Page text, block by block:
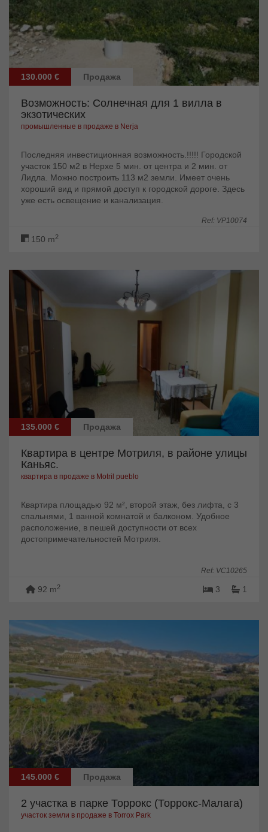
130.000 € Продажа
Возможность: Солнечная для 1 вилла в
экзотических
промышленные в продаже в Nerja
Последняя инвестиционная возможность.!!!!! Городской
участок 150 м2 в Нерхе 5 мин. от центра и 2 мин. от
Лидла. Можно построить 113 м2 земли. Имеет очень
хороший вид и прямой доступ к городской дороге. Здесь
уже есть освещение и канализация.
Ref: VP10074
150 m2
135.000 € Продажа
Квартира в центре Мотриля, в районе улицы
Каньяс.
квартира в продаже в Motril pueblo
Квартира площадью 92 м², второй этаж, без лифта, с 3
спальнями, 1 ванной комнатой и балконом. Удобное
расположение, в пешей доступности от всех
достопримечательностей Мотриля.
Ref: VC10265
92 m2 3 1
145.000 € Продажа
2 участка в парке Торрокс (Торрокс-Малага)
участок земли в продаже в Torrox Park